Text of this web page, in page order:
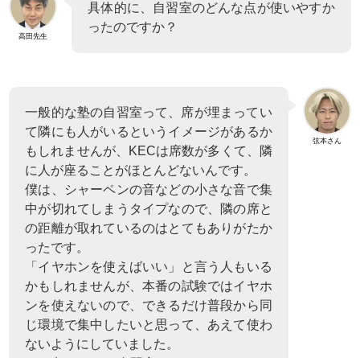
高田先生
具体的に、自習室のどんな点が使いやすか
ったのですか？
弦本さん
一般的な塾の自習室って、席が埋まってい
て隣にも人がいるというイメージがあるか
もしれませんが、KECは席数が多くて、隣
に人が座ることがほとんどないんです。
僕は、シャーペンの音などの小さな音で集
中が切れてしまうタイプなので、隣の席と
の距離が取れているのはとてもありがたか
ったです。
「イヤホンを使えばいい」と言う人もいる
かもしれませんが、本番の試験ではイヤホ
ンを使えないので、できるだけ普段から同
じ環境で集中したいと思って、あえて使わ
ないようにしていました。